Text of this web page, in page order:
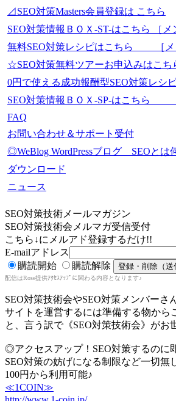
⊿SEO対策Masters会員登録は こちら
SEO対策情報ＢＯＸ-ST-はこちら ［メ
無料SEO対策レシピはこちら ［メ
☆SEO対策無料ツアーお申込
0円で使える成功報酬型SEO対策
SEO対策情報ＢＯＸ-SP-は
FAQ
お問い合わせ＆サポート受付
◎WeBlog WordPressブログ SEOとは
ダウンロード
ニュース
SEO対策技術メールマガジン
SEO対策技術会メルマガ受信受付
こちら↓にメルアド登録するだけ!!
E-mailアドレス
購読開始
購読解除
配信はRose提供ｱｸｾｽｱｯﾌﾟに関わる内容となります♪
SEO対策技術会やSEO対策メンバーさ
サイトを運営するには準備する物から
と、言う訳で《SEO対策技術会》がお
◎アクセスアップ！SEO対策するのに
SEO対策の妨げになる制限など一切無
100円から利用可能♪
≪1COIN≫